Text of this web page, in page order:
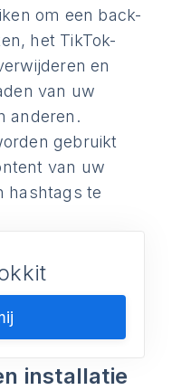
om een back-
het TikTok-
en
van uw
anderen.
gebruikt
van uw
hashtags te
installatie